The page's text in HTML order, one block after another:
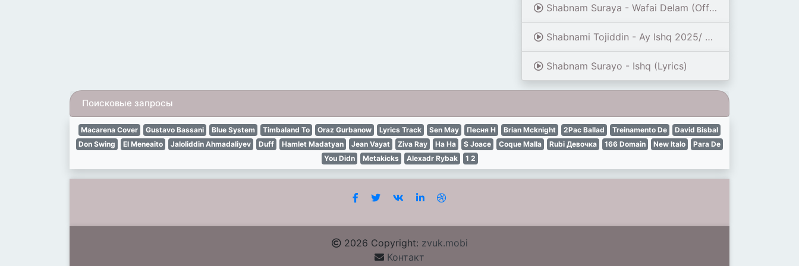
Shabnam Suraya - Wafai Delam (Official Video) ft. Sadriddin
Shabnami Tojiddin - Ay Ishq 2025/ Шабнами Точиддин - Ай Ишк суруди нав 2025
Shabnam Surayo - Ishq (Lyrics)
Поисковые запросы
Macarena Cover Gustavo Bassani Blue System Timbaland To Oraz Gurbanow Lyrics Track Sen May Песня Н Brian Mcknight 2Pac Ballad Treinamento De
David Bisbal
Don Swing
El Meneaito Jaloliddin Ahmadaliyev Duff Hamlet Madatyan Jean Vayat Ziva Ray Ha Ha S Joace Coque Malla Rubi Девочка 166 Domain New Italo
Para De
You Didn
Metakicks Alexadr Rybak 1 2
2026 Copyright: zvuk.mobi
Контакт